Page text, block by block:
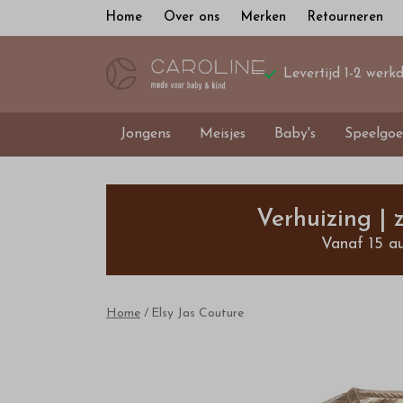
Home Over ons Merken Retourneren
Levertijd 1-2
Jongens Meisjes Baby's
Couture
Verhuizing |
Vanaf 15
Home Elsy Jas Couture